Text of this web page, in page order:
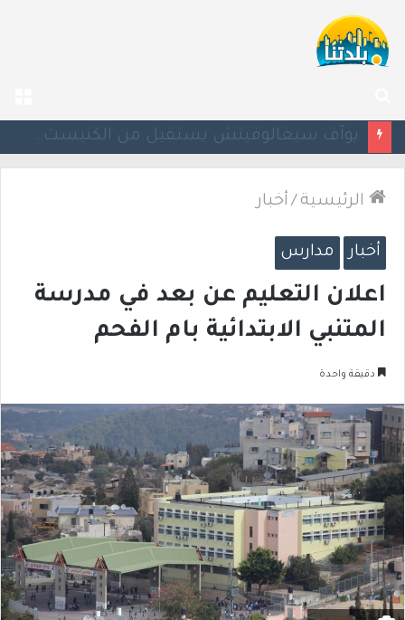
عن
الرئيسية / أخبار
أخبار مدارس
اعلان التعليم عن بعد في مدرسة
المتنبي الابتدائية بام الفحم
دقيقة واحدة